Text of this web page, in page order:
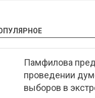
Памфилова
проведении
выборов в